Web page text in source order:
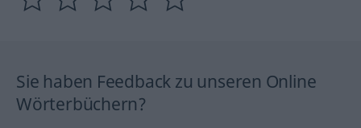
Sie haben Feedback zu unseren Online
Wörterbüchern?